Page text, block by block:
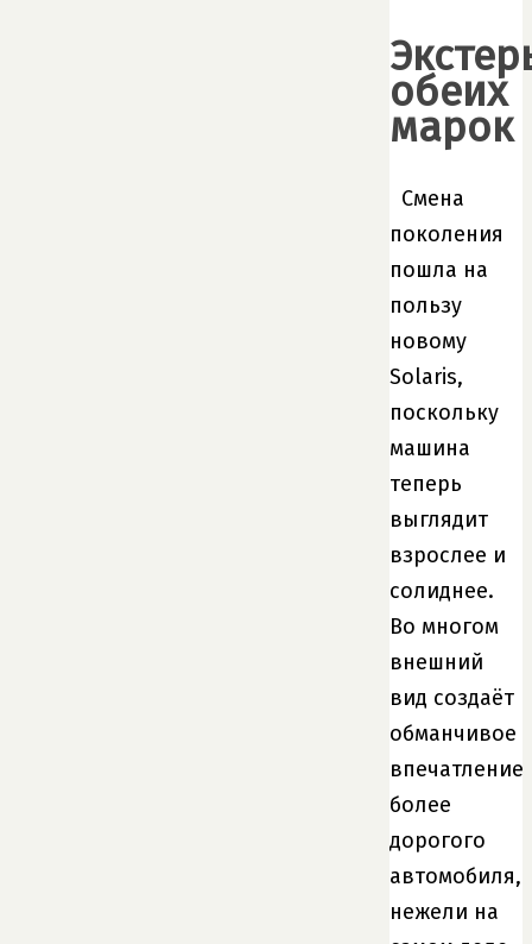
обеих
марок
Смена
поколения
пошла на
пользу
новому
Solaris,
поскольку
машина
теперь
выглядит
взрослее и
солиднее.
Во многом
внешний
вид создаёт
обманчивое
впечатление
более
дорогого
автомобиля,
нежели на